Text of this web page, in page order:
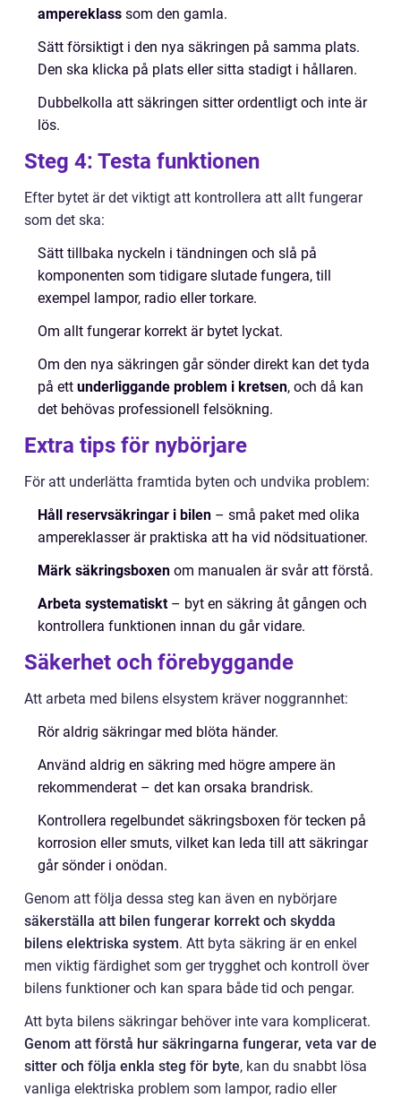
ampereklass som den gamla.
Sätt försiktigt i den nya säkringen på samma plats.
Den ska klicka på plats eller sitta stadigt i hållaren.
Dubbelkolla att säkringen sitter ordentligt och inte är
lös.
Steg 4: Testa funktionen
Efter bytet är det viktigt att kontrollera att allt fungerar
som det ska:
Sätt tillbaka nyckeln i tändningen och slå på
komponenten som tidigare slutade fungera, till
exempel lampor, radio eller torkare.
Om allt fungerar korrekt är bytet lyckat.
Om den nya säkringen går sönder direkt kan det tyda
på ett underliggande problem i kretsen, och då kan
det behövas professionell felsökning.
Extra tips för nybörjare
För att underlätta framtida byten och undvika problem:
Håll reservsäkringar i bilen – små paket med olika
ampereklasser är praktiska att ha vid nödsituationer.
Märk säkringsboxen om manualen är svår att förstå.
Arbeta systematiskt– byt en säkring åt gången och
kontrollera funktionen innan du går vidare.
Säkerhet och förebyggande
Att arbeta med bilens elsystem kräver noggrannhet:
Rör aldrig säkringar med blöta händer.
Använd aldrig en säkring med högre ampere än
rekommenderat – det kan orsaka brandrisk.
Kontrollera regelbundet säkringsboxen för tecken på
korrosion eller smuts, vilket kan leda till att säkringar
går sönder i onödan.
Genom att följa dessa steg kan även en nybörjare
säkerställa att bilen fungerar korrekt och skydda
bilens elektriska system. Att byta säkring är en enkel
men viktig färdighet som ger trygghet och kontroll över
bilens funktioner och kan spara både tid och pengar.
Att byta bilens säkringar behöver inte vara komplicerat.
Genom att förstå hur säkringarna fungerar, veta var de
sitter och följa enkla steg för byte, kan du snabbt lösa
vanliga elektriska problem som lampor, radio eller